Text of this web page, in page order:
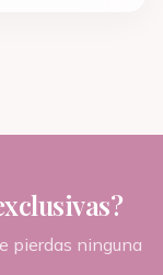
pierdas ninguna